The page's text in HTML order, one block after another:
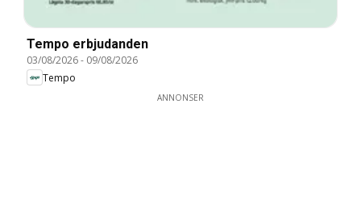
Tempo erbjudanden
03/08/2026- 09/08/2026
Tempo
ANNONSER